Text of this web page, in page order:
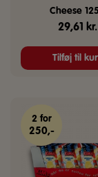
Cheese
29,61 kr.
Tilføj til
2 for
250,-